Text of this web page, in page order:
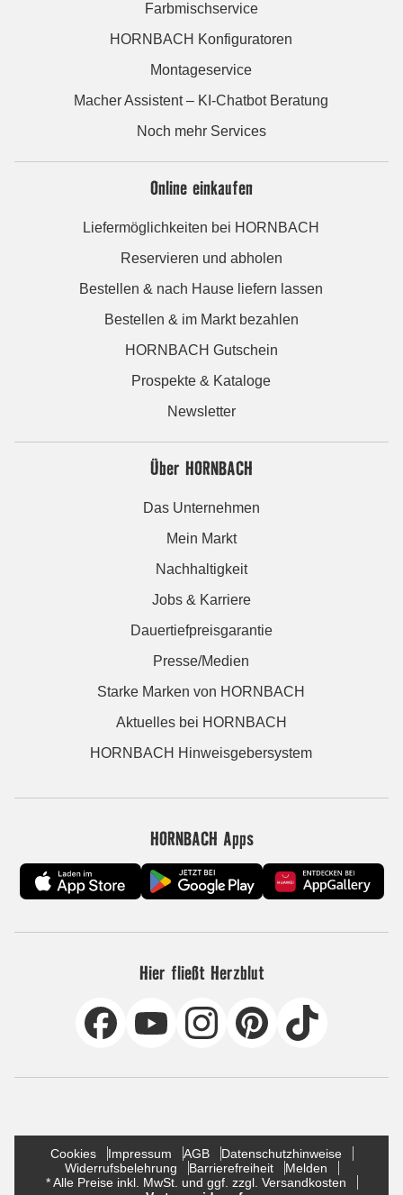
Farbmischservice
HORNBACH Konfiguratoren
Montageservice
Macher Assistent – KI-Chatbot Beratung
Noch mehr Services
Online einkaufen
Liefermöglichkeiten bei HORNBACH
Reservieren und abholen
Bestellen & nach Hause liefern lassen
Bestellen & im Markt bezahlen
HORNBACH Gutschein
Prospekte & Kataloge
Newsletter
Über HORNBACH
Das Unternehmen
Mein Markt
Nachhaltigkeit
Jobs & Karriere
Dauertiefpreisgarantie
Presse/Medien
Starke Marken von HORNBACH
Aktuelles bei HORNBACH
HORNBACH Hinweisgebersystem
HORNBACH Apps
Hier fließt Herzblut
Cookies Impressum AGB
Datenschutzhinweise
Widerrufsbelehrung
Barrierefreiheit
Melden
* Alle Preise inkl. MwSt. und ggf. zzgl. Versandkosten